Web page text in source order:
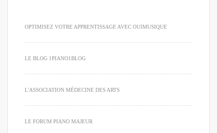
OPTIMISEZ VOTRE APPRENTISSAGE AVEC OUIMUSIQUE
LE BLOG 1PIANO1BLOG
L'ASSOCIATION MÉDECINE DES ARTS
LE FORUM PIANO MAJEUR